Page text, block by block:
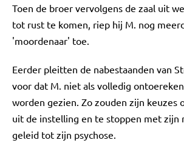
Toen de broer vervolgens de zaal uit
tot rust te komen, riep hij M. nog
'moordenaar' toe.
Eerder pleitten de nabestaanden van
voor dat M. niet als volledig
worden gezien. Zo zouden zijn keuzes
uit de instelling en te stoppen met zijn
geleid tot zijn psychose.